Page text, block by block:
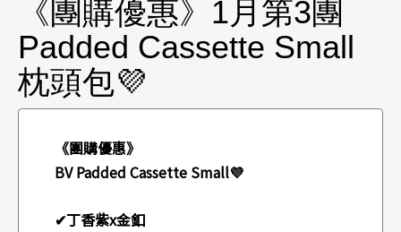
《團購優惠》1月第3團
Padded Cassette Small
枕頭包💜
《團購優惠》
BV Padded Cassette Small💜
✔丁香紫x金釦